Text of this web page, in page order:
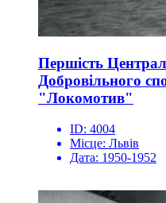
Першість
Добровільного
"Локомотив"
ID: 4004
Місце: Львів
Дата: 1950-1952